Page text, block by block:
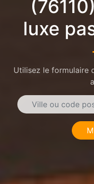
luxe
Utilisez le formulaire